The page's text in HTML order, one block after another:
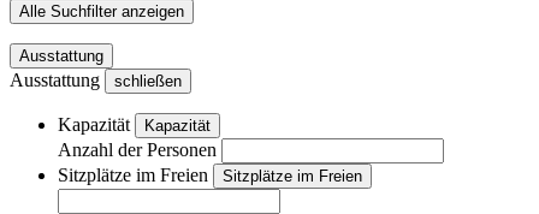
Alle Suchfilter anzeigen
Ausstattung
Ausstattung schließen
Kapazität Kapazität
Anzahl der Personen
Sitzplätze im Freien
Sitzplätze im Freien